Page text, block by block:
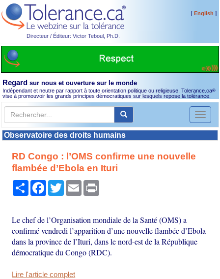
Directeur / Éditeur: Victor Teboul, Ph.D.
[English ]
Regard sur nous et ouverture sur le monde
Indépendant et neutre par rapport à toute orientation politique ou religieuse, Tolerance.ca®
vise à promouvoir les grands principes démocratiques sur lesquels repose la tolérance.
Toggle
Observatoire des droits humains
RD Congo : l’OMS confirme une nouvelle
flambée d’Ebola en Ituri
PartagerFacebook
TwitterEmail
Le chef de l’Organisation mondiale de la Santé (OMS) a
confirmé vendredi l’apparition d’une nouvelle flambée d’Ebola
dans la province de l’Ituri, dans le nord-est de la République
démocratique du Congo (RDC).
Lire l'article complet